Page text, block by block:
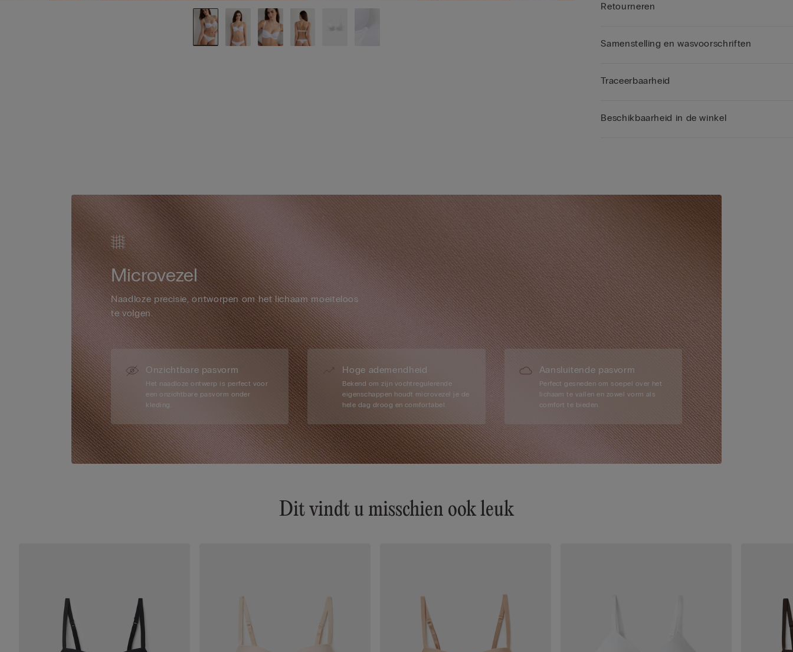
Retourneren
Samenstelling en wasvoorschriften
Traceerbaarheid
Beschikbaarheid in de winkel
Microvezel
Naadloze precisie, ontworpen om het lichaam moeiteloos
te volgen.
Onzichtbare pasvorm
Het naadloze ontwerp is perfect voor
een onzichtbare pasvorm onder
kleding.
Hoge ademendheid
Bekend om zijn vochtregulerende
eigenschappen houdt microvezel je de
hele dag droog en comfortabel.
Aansluitende pasvorm
Perfect gesneden om soepel over het
lichaam te vallen en zowel vorm als
comfort te bieden.
Dit vindt u misschien ook leuk